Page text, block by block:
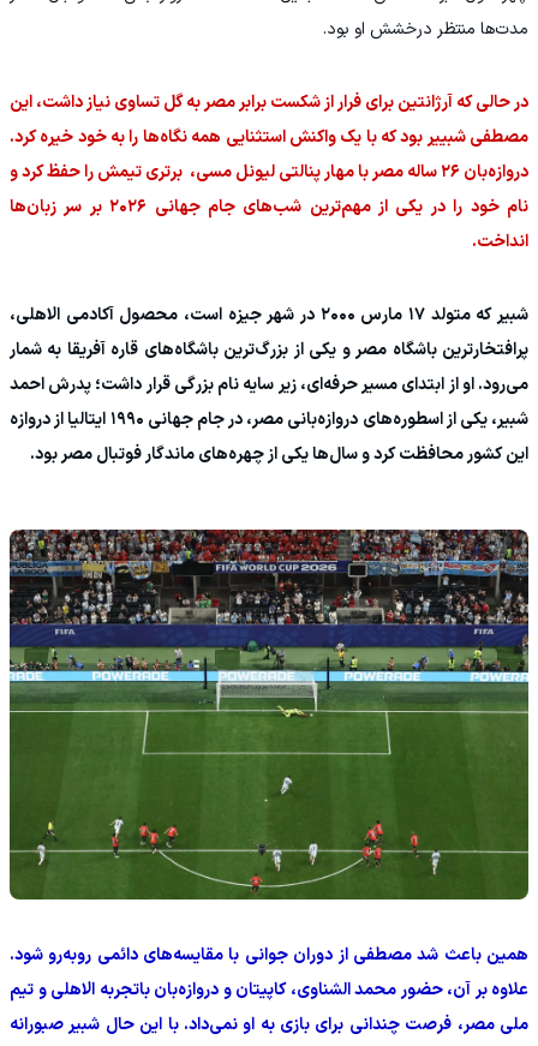
مدت‌ها منتظر درخشش او بود.
در حالی که آرژانتین برای فرار از شکست برابر مصر به گل تساوی نیاز داشت، این
مصطفی شبییر بود که با یک واکنش استثنایی همه نگاه‌ها را به خود خیره کرد.
دروازه‌بان ۲۶ ساله مصر با مهار پنالتی لیونل مسی، برتری تیمش را حفظ کرد و
نام خود را در یکی از مهم‌ترین شب‌های جام جهانی ۲۰۲۶ بر سر زبان‌ها
انداخت.
شبیر که متولد ۱۷ مارس ۲۰۰۰ در شهر جیزه است، محصول آکادمی الاهلی،
پرافتخارترین باشگاه مصر و یکی از بزرگ‌ترین باشگاه‌های قاره آفریقا به شمار
می‌رود. او از ابتدای مسیر حرفه‌ای، زیر سایه نام بزرگی قرار داشت؛ پدرش احمد
شبیر، یکی از اسطوره‌های دروازه‌بانی مصر، در جام جهانی ۱۹۹۰ ایتالیا از دروازه
این کشور محافظت کرد و سال‌ها یکی از چهره‌های ماندگار فوتبال مصر بود.
همین باعث شد مصطفی از دوران جوانی با مقایسه‌های دائمی روبه‌رو شود.
علاوه بر آن، حضور محمد الشناوی، کاپیتان و دروازه‌بان باتجربه الاهلی و تیم
ملی مصر، فرصت چندانی برای بازی به او نمی‌داد. با این حال شبیر صبورانه